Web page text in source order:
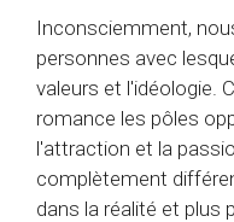
Inconsciemment,
personnes avec
valeurs et l'idéologie.
romance les pôles
l'attraction et la
complètement
dans la réalité et plus